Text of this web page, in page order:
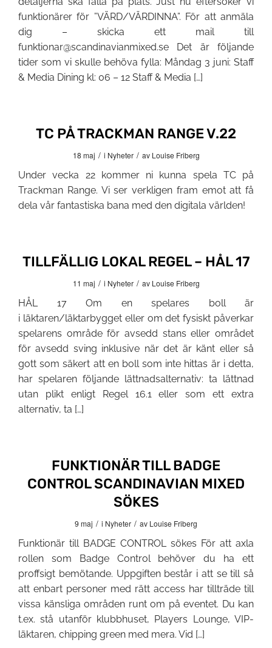
funktionärer för ”VÄRD/VÄRDINNA”. För att anmäla
dig – skicka ett mail till
funktionar@scandinavianmixed.se Det är följande
tider som vi skulle behöva fylla: Måndag 3 juni: Staff
& Media Dining kl: 06 – 12 Staff & Media […]
TC PÅ TRACKMAN RANGE V.22
18 maj / i Nyheter / av Louise Friberg
Under vecka 22 kommer ni kunna spela TC på
Trackman Range. Vi ser verkligen fram emot att få
dela vår fantastiska bana med den digitala världen!
TILLFÄLLIG LOKAL REGEL – HÅL 17
11 maj / i Nyheter / av Louise Friberg
HÅL 17 Om en spelares boll är
i läktaren/läktarbygget eller om det fysiskt påverkar
spelarens område för avsedd stans eller området
för avsedd sving inklusive när det är känt eller så
gott som säkert att en boll som inte hittas är i detta,
har spelaren följande lättnadsalternativ: ta lättnad
utan plikt enligt Regel 16.1 eller som ett extra
alternativ, ta […]
FUNKTIONÄR TILL BADGE
CONTROL SCANDINAVIAN MIXED
SÖKES
9 maj / i Nyheter / av Louise Friberg
Funktionär till BADGE CONTROL sökes För att axla
rollen som Badge Control behöver du ha ett
proffsigt bemötande. Uppgiften består i att se till så
att enbart personer med rätt access har tillträde till
vissa känsliga områden runt om på eventet. Du kan
t.ex. stå utanför klubbhuset, Players Lounge, VIP-
läktaren, chipping green med mera. Vid […]